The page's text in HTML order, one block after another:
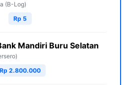
(B-Log)
Rp 5
Mandiri Buru Selatan
Rp 2.800.000